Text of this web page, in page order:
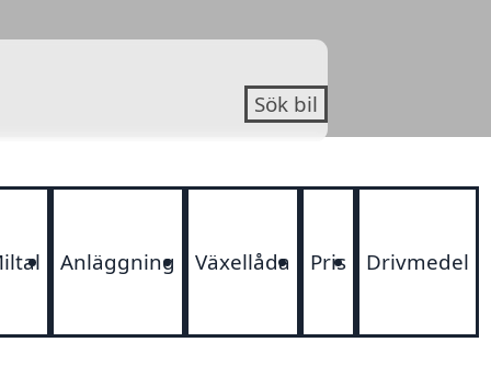
Sök bil
Anläggning Växellåda Pris Drivmedel